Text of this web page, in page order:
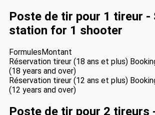
Poste de tir pour 1 tireur -
station for 1 shooter
FormulesMontant
Réservation tireur (18 ans et plus)
(18 years and over)
Réservation tireur (12 ans et plus)
(12 years and over)
Poste de tir pour 2 tireurs